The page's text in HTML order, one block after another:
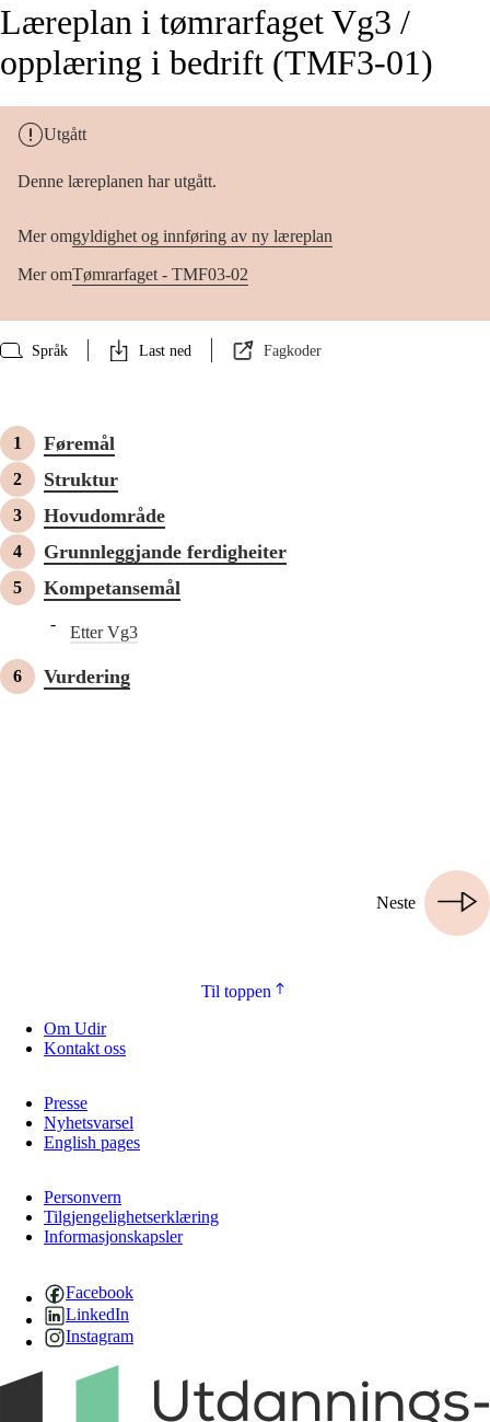
Læreplan i tømrarfaget Vg3 /
opplæring i bedrift (TMF3-01)
Utgått
Denne læreplanen har utgått.
Mer omgyldighet og innføring av ny læreplan
Mer omTømrarfaget - TMF03-02
Språk Last ned Fagkoder
Føremål
Struktur
Hovudområde
Grunnleggjande ferdigheiter
Kompetansemål
Etter Vg3
Vurdering
Neste
Til toppen
Om Udir
Kontakt oss
Presse
Nyhetsvarsel
English pages
Personvern
Tilgjengelighetserklæring
Informasjonskapsler
Facebook
LinkedIn
Instagram